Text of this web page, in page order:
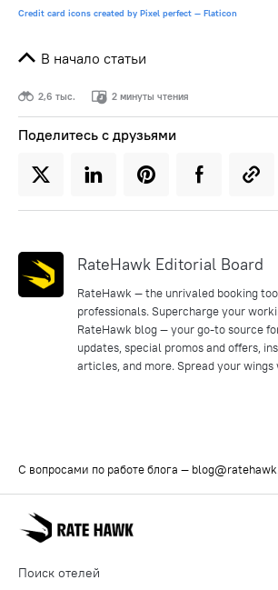
Credit card icons created by Pixel perfect — Flaticon
В начало статьи
2,6 тыс. 2 минуты чтения
Поделитесь с друзьями
RateHawk Editorial Board
RateHawk — the unrivaled booking
professionals. Supercharge your
RateHawk blog — your go-to source
updates, special promos and offers,
articles, and more. Spread your
Поиск отелей
С вопросами по работе блога —